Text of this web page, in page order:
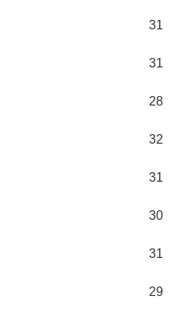
31
31
28
32
31
30
31
29